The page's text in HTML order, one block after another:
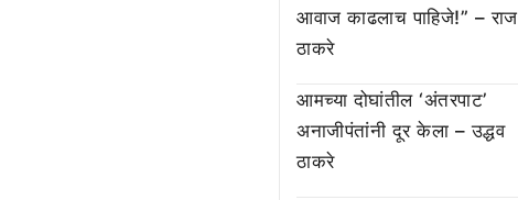
आवाज काढलाच पाहिजे!” – राज
ठाकरे
आमच्या दोघांतील ‘अंतरपाट’
अनाजीपंतांनी दूर केला – उद्धव
ठाकरे